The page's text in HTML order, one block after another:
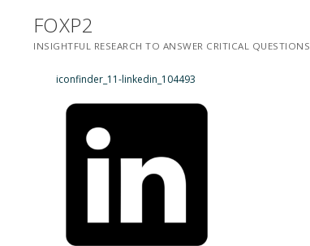
conteúdo
FOXP2
INSIGHTFUL RESEARCH TO ANSWER CRITICAL QUESTIONS
iconfinder_11-linkedin_104493